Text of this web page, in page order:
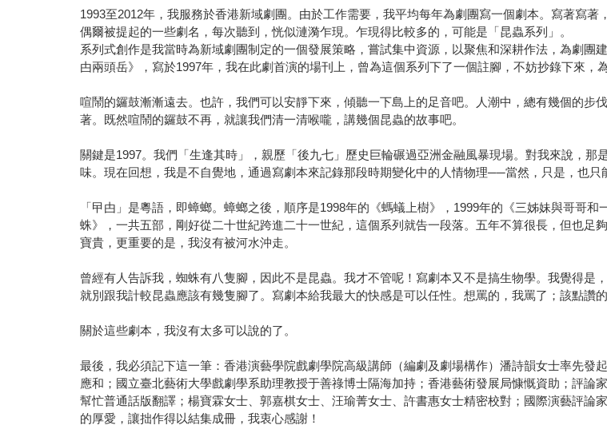
1993至2012年，我服務於香港新域劇團。由於工作需要，我平均每年為劇團寫一個劇本。寫著寫
偶爾被提起的一些劇名，每次聽到，恍似漣漪乍現。乍現得比較多的，可能是「昆蟲系列」。
系列式創作是我當時為新域劇團制定的一個發展策略，嘗試集中資源，以聚焦和深耕作法，為劇
甴兩頭岳》，寫於1997年，我在此劇首演的場刊上，曾為這個系列下了一個註腳，不妨抄錄下來，
喧鬧的鑼鼓漸漸遠去。也許，我們可以安靜下來，傾聽一下島上的足音吧。人潮中，總有幾個的
著。既然喧鬧的鑼鼓不再，就讓我們清一清喉嚨，講幾個昆蟲的故事吧。
關鍵是1997。我們「生逢其時」，親歷「後九七」歷史巨輪碾過亞洲金融風暴現場。對我來說，
味。現在回想，我是不自覺地，通過寫劇本來記錄那段時期變化中的人情物理──當然，只是，也只
「曱甴」是粵語，即蟑螂。蟑螂之後，順序是1998年的《螞蟻上樹》，1999年的《三姊妹與哥哥
蛛》，一共五部，剛好從二十世紀跨進二十一世紀，這個系列就告一段落。五年不算很長，但也
寶貴，更重要的是，我沒有被河水沖走。
曾經有人告訴我，蜘蛛有八隻腳，因此不是昆蟲。我才不管呢！寫劇本又不是搞生物學。我覺得是
就別跟我計較昆蟲應該有幾隻腳了。寫劇本給我最大的快感是可以任性。想罵的，我罵了；該點讚
關於這些劇本，我沒有太多可以說的了。
最後，我必須記下這一筆：香港演藝學院戲劇學院高級講師（編劇及劇場構作）潘詩韻女士率先
應和；國立臺北藝術大學戲劇學系助理教授于善祿博士隔海加持；香港藝術發展局慷慨資助；評
幫忙普通話版翻譯；楊寶霖女士、郭嘉棋女士、汪瑜菁女士、許書惠女士精密校對；國際演藝評
的厚愛，讓拙作得以結集成冊，我衷心感謝！